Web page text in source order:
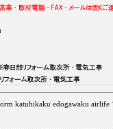
katuhikaku edogawaku